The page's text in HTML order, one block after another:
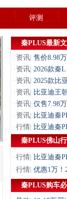
评测
秦PLUS最新
· 资讯 售价8.98
· 资讯 2026款秦
· 资讯 2025款比
· 资讯 比亚迪王
· 资讯 仅售7.98
· 资讯 比亚迪秦
·行情 比亚迪秦
秦PLUS佛山
·行情 比亚迪秦
·行情 优惠1万！
秦PLUS购车